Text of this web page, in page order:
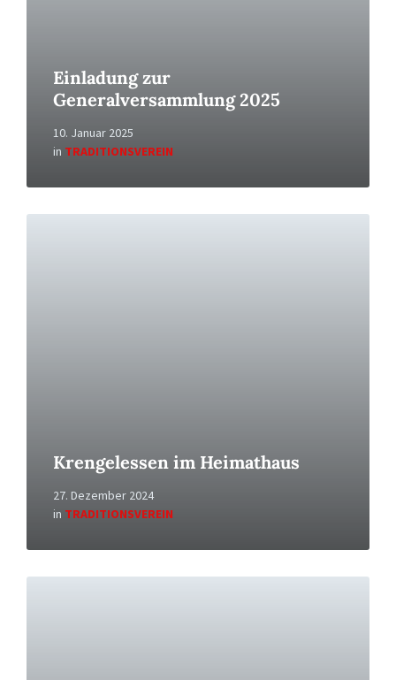
Einladung zur
Generalversammlung 2025
10. Januar 2025
in TRADITIONSVEREIN
Krengelessen im Heimathaus
27. Dezember 2024
in TRADITIONSVEREIN